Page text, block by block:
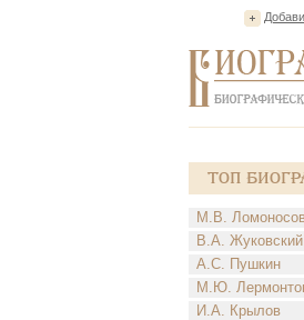
Топ
М.В.
В.А. Жуковский
А.С. Пушкин
М.Ю.
И.А. Крылов